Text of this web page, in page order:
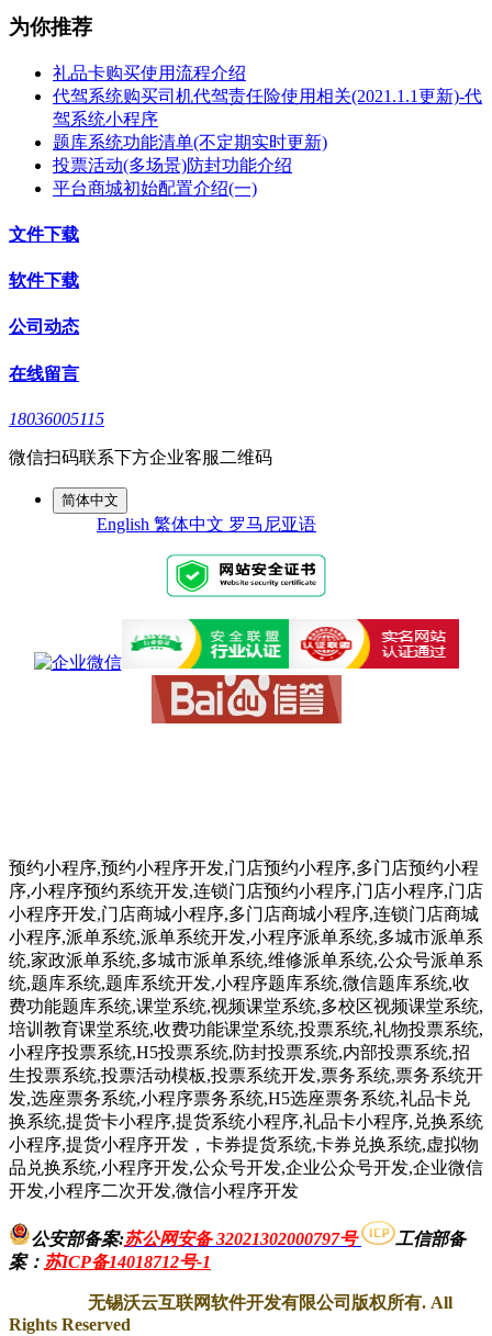
为你推荐
礼品卡购买使用流程介绍
代驾系统购买司机代驾责任险使用相关(2021.1.1更新)-代
驾系统小程序
题库系统功能清单(不定期实时更新)
投票活动(多场景)防封功能介绍
平台商城初始配置介绍(一)
文件下载
软件下载
公司动态
在线留言
18036005115
微信扫码联系下方企业客服二维码
简体中文
English 繁体中文 罗马尼亚语
预约小程序,预约小程序开发,门店预约小程序,多门店预约小程
序,小程序预约系统开发,连锁门店预约小程序,门店小程序,门店
小程序开发,门店商城小程序,多门店商城小程序,连锁门店商城
小程序,派单系统,派单系统开发,小程序派单系统,多城市派单系
统,家政派单系统,多城市派单系统,维修派单系统,公众号派单系
统,题库系统,题库系统开发,小程序题库系统,微信题库系统,收
费功能题库系统,课堂系统,视频课堂系统,多校区视频课堂系统,
培训教育课堂系统,收费功能课堂系统,投票系统,礼物投票系统,
小程序投票系统,H5投票系统,防封投票系统,内部投票系统,招
生投票系统,投票活动模板,投票系统开发,票务系统,票务系统开
发,选座票务系统,小程序票务系统,H5选座票务系统,礼品卡兑
换系统,提货卡小程序,提货系统小程序,礼品卡小程序,兑换系统
小程序,提货小程序开发，卡券提货系统,卡券兑换系统,虚拟物
品兑换系统,小程序开发,公众号开发,企业公众号开发,企业微信
开发,小程序二次开发,微信小程序开发
公安部备案:苏公网安备 32021302000797号
工信部备
案： 苏ICP备14018712号-1
无锡沃云互联网软件开发有限公司版权所有. All
Rights Reserved